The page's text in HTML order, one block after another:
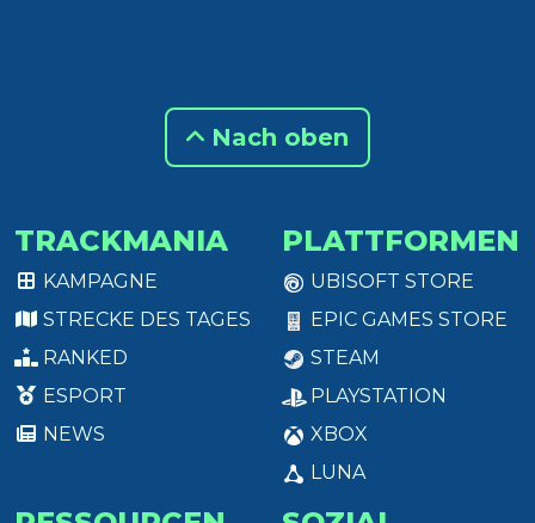
Nach oben
TRACKMANIA
KAMPAGNE
STRECKE DES TAGES
RANKED
ESPORT
NEWS
PLATTFORMEN
UBISOFT STORE
EPIC GAMES STORE
STEAM
PLAYSTATION
XBOX
LUNA